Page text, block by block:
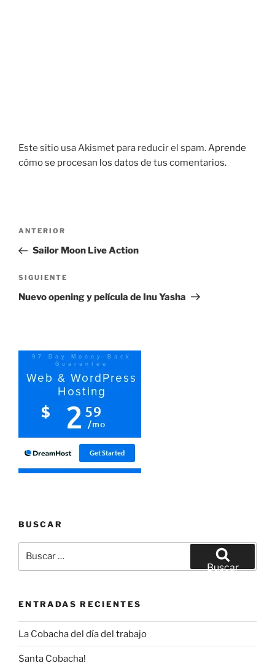
Este sitio usa Akismet para reducir el spam.Aprende
cómo se procesan los datos de tus comentarios.
Navegación
entradas
Entrada
anterior:
ANTERIOR
Sailor Moon Live Action
Siguiente
entrada
SIGUIENTE
Nuevo opening y película de Inu Yasha
BUSCAR
por:
Buscar
ENTRADAS RECIENTES
La Cobacha del día del trabajo
Santa Cobacha!